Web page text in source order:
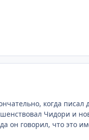
когда писал
Чидори и
он говорил, что это